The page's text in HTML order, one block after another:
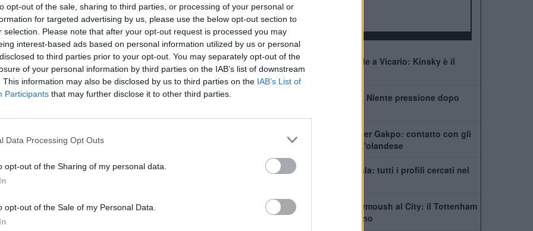
opt-out of the sale, sharing to third parties, or processing of your personal or
for targeted advertising by us, please use the below opt-out section to
selection. Please note that after your opt-out request is processed you may
interest-based ads based on personal information utilized by us or personal
to third parties prior to your opt-out. You may separately opt-out of the
of your personal information by third parties on the IAB’s list of downstream
This information may also be disclosed by us to third parties on the IAB’s List of
Participants that may further disclose it to other third parties.
Data Processing Opt Outs
opt-out of the Sharing of my personal data.
opt-out of the Sale of my Personal Data.
erà già potuto notare alla guida del Brentford. Il tecnico
fatto vedere tutta la sua bravura. Un’ottima gestione
preparazione delle partite
League Cup:
FA Community Shield:
Tottenham, che succede a Vicario: Kinsky è il
nuovo titolare
De Zerbi: "Kulusevski? Niente pressione dopo
Tottenham scatenato per Gakpo: contatto con gli
agenti, De Zerbi vuole l'olandese
Il Tottenham cerca un'ala: tutti i profili cercati nel
Futuro in bilico per Marmoush al City: il Tottenham
si inserisce per l'egiziano